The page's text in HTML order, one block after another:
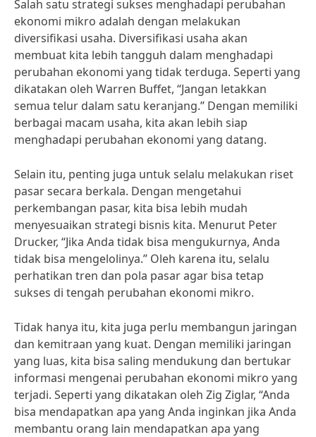
Salah satu strategi sukses menghadapi perubahan
ekonomi mikro adalah dengan melakukan
diversifikasi usaha. Diversifikasi usaha akan
membuat kita lebih tangguh dalam menghadapi
perubahan ekonomi yang tidak terduga. Seperti yang
dikatakan oleh Warren Buffet, “Jangan letakkan
semua telur dalam satu keranjang.” Dengan memiliki
berbagai macam usaha, kita akan lebih siap
menghadapi perubahan ekonomi yang datang.
Selain itu, penting juga untuk selalu melakukan riset
pasar secara berkala. Dengan mengetahui
perkembangan pasar, kita bisa lebih mudah
menyesuaikan strategi bisnis kita. Menurut Peter
Drucker, “Jika Anda tidak bisa mengukurnya, Anda
tidak bisa mengelolinya.” Oleh karena itu, selalu
perhatikan tren dan pola pasar agar bisa tetap
sukses di tengah perubahan ekonomi mikro.
Tidak hanya itu, kita juga perlu membangun jaringan
dan kemitraan yang kuat. Dengan memiliki jaringan
yang luas, kita bisa saling mendukung dan bertukar
informasi mengenai perubahan ekonomi mikro yang
terjadi. Seperti yang dikatakan oleh Zig Ziglar, “Anda
bisa mendapatkan apa yang Anda inginkan jika Anda
membantu orang lain mendapatkan apa yang